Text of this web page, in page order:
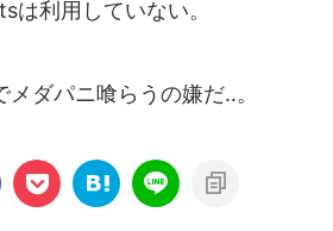
は利用していない。
ダパニ喰らうの嫌だ‥。